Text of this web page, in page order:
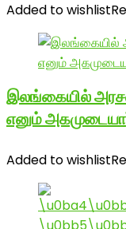
Added to wishlist
இலங்கையில்
எனும்
Added to wishlist